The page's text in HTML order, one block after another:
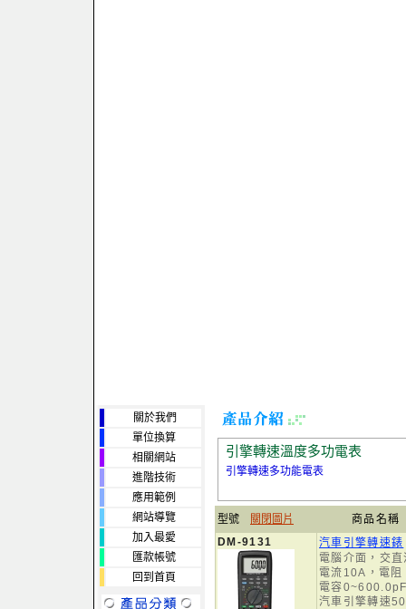
關於我們
單位換算
相關網站
進階技術
應用範例
網站導覽
加入最愛
匯款帳號
回到首頁
引擎轉速溫度多功電表
引擎轉速多功能電表
型號 關閉圖片
商品名稱
DM-9131
汽車引擎轉速錶
電腦介面，交
電流10A，電阻
電容
汽車引擎轉速